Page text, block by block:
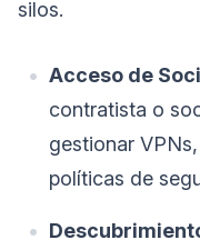
silos.
Acceso de
contratista o
gestionar
políticas de